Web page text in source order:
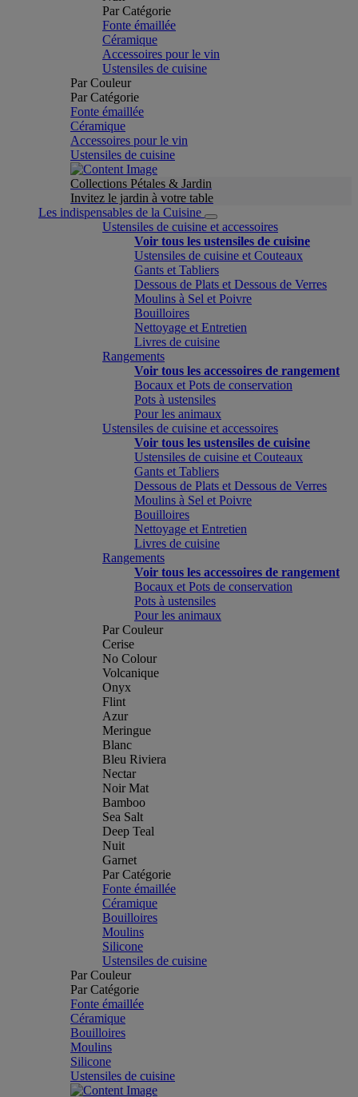
Par Catégorie
Fonte émaillée
Céramique
Accessoires pour le vin
Ustensiles de cuisine
Par Couleur
Par Catégorie
Fonte émaillée
Céramique
Accessoires pour le vin
Ustensiles de cuisine
Collections Pétales & Jardin
Invitez le jardin à votre table
Les indispensables de la Cuisine
Ustensiles de cuisine et accessoires
Voir tous les ustensiles de cuisine
Ustensiles de cuisine et Couteaux
Gants et Tabliers
Dessous de Plats et Dessous de Verres
Moulins à Sel et Poivre
Bouilloires
Nettoyage et Entretien
Livres de cuisine
Rangements
Voir tous les accessoires de rangement
Bocaux et Pots de conservation
Pots à ustensiles
Pour les animaux
Ustensiles de cuisine et accessoires
Voir tous les ustensiles de cuisine
Ustensiles de cuisine et Couteaux
Gants et Tabliers
Dessous de Plats et Dessous de Verres
Moulins à Sel et Poivre
Bouilloires
Nettoyage et Entretien
Livres de cuisine
Rangements
Voir tous les accessoires de rangement
Bocaux et Pots de conservation
Pots à ustensiles
Pour les animaux
Par Couleur
Cerise
No Colour
Volcanique
Onyx
Flint
Azur
Meringue
Blanc
Bleu Riviera
Nectar
Noir Mat
Bamboo
Sea Salt
Deep Teal
Nuit
Garnet
Par Catégorie
Fonte émaillée
Céramique
Bouilloires
Moulins
Silicone
Ustensiles de cuisine
Par Couleur
Par Catégorie
Fonte émaillée
Céramique
Bouilloires
Moulins
Silicone
Ustensiles de cuisine